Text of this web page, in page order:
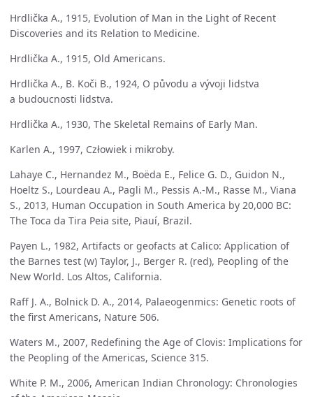
Hrdlička A., 1915, Evolution of Man in the Light of Recent
Discoveries and its Relation to Medicine.
Hrdlička A., 1915, Old Americans.
Hrdlička A., B. Koči B., 1924, O původu a vývoji lidstva
a budoucnosti lidstva.
Hrdlička A., 1930, The Skeletal Remains of Early Man.
Karlen A., 1997, Człowiek i mikroby.
Lahaye C., Hernandez M., Boëda E., Felice G. D., Guidon N.,
Hoeltz S., Lourdeau A., Pagli M., Pessis A.-M., Rasse M., Viana
S., 2013, Human Occupation in South America by 20,000 BC:
The Toca da Tira Peia site, Piauí, Brazil.
Payen L., 1982, Artifacts or geofacts at Calico: Application of
the Barnes test (w) Taylor, J., Berger R. (red), Peopling of the
New World. Los Altos, California.
Raff J. A., Bolnick D. A., 2014, Palaeogenmics: Genetic roots of
the first Americans, Nature 506.
Waters M., 2007, Redefining the Age of Clovis: Implications for
the Peopling of the Americas, Science 315.
White P. M., 2006, American Indian Chronology: Chronologies